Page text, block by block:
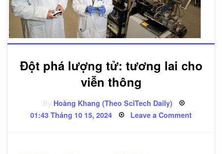
Đột phá lượng tử: tương lai cho
viễn thông
Hoàng Khang (Theo SciTech Daily)
Posted
01:43 Tháng 10 15, 2024 Leave a Commenton